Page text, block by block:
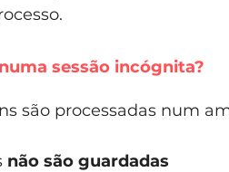
sessão incógnita?
são processadas num
não são guardadas